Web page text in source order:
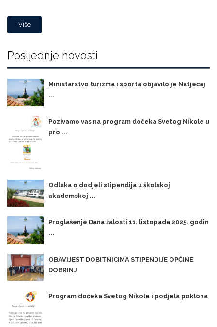
Više
Posljednje novosti
Ministarstvo turizma i sporta objavilo je Natječaj
...
Pozivamo vas na program dočeka Svetog Nikole u
pro ...
Odluka o dodjeli stipendija u školskoj
akademskoj ...
Proglašenje Dana žalosti 11. listopada 2025. godin
...
OBAVIJEST DOBITNICIMA STIPENDIJE OPĆINE
DOBRINJ
Program dočeka Svetog Nikole i podjela poklona